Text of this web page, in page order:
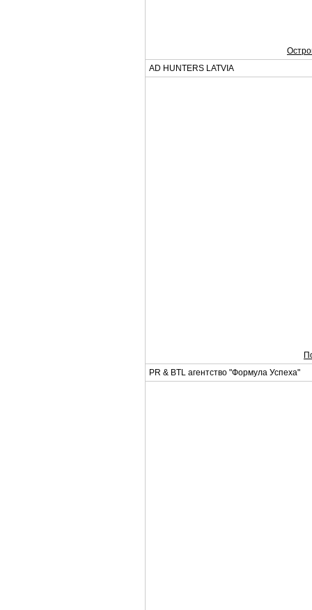
AD HUNTERS LATVIA
PR & BTL агентство "Формула Успеха"